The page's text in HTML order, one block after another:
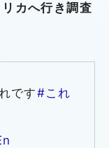
カへ行き調査
です#これ